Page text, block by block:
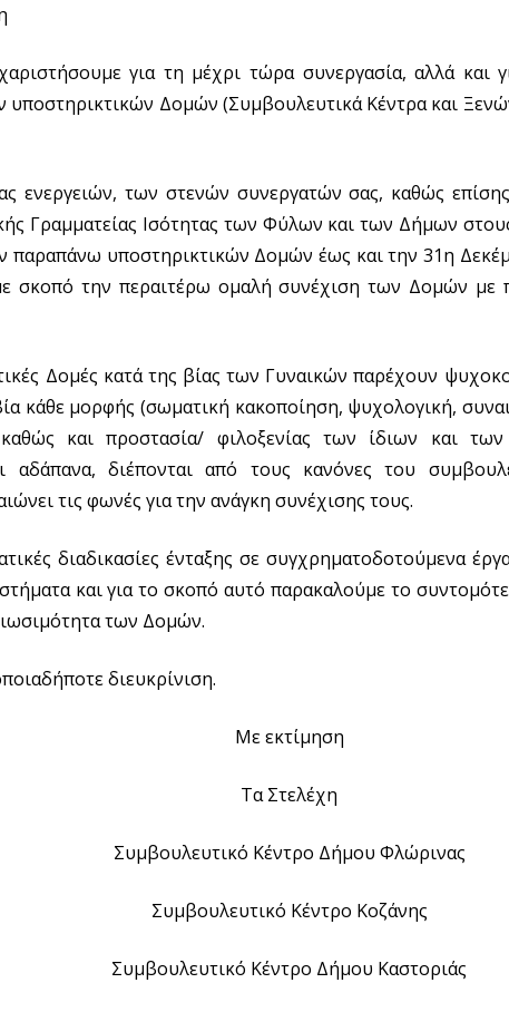
για τη μέχρι τώρα συνεργασία, αλλά και
υποστηρικτικών Δομών (Συμβουλευτικά Κέντρα και
ενεργειών, των στενών συνεργατών σας, καθώς
Γραμματείας Ισότητας των Φύλων και των Δήμων
παραπάνω υποστηρικτικών Δομών έως και την 31η
σκοπό την περαιτέρω ομαλή συνέχιση των Δομών με
Δομές κατά της βίας των Γυναικών παρέχουν
κάθε μορφής (σωματική κακοποίηση, ψυχολογική,
και προστασία/ φιλοξενίας των ίδιων και των
αδάπανα, διέπονται από τους κανόνες του
τις φωνές για την ανάγκη συνέχισης τους.
διαδικασίες ένταξης σε συγχρηματοδοτούμενα
και για το σκοπό αυτό παρακαλούμε το
των Δομών.
διευκρίνιση.
Με εκτίμηση
Τα Στελέχη
Συμβουλευτικό Κέντρο Δήμου Φλώρινας
Συμβουλευτικό Κέντρο Κοζάνης
Συμβουλευτικό Κέντρο Δήμου Καστοριάς